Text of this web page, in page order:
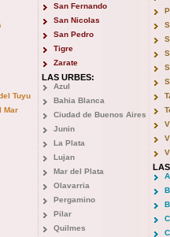
Tuyu
Mar
San Fernando
San Nicolas
San Pedro
Tigre
Zarate
LAS URBES:
Azul
Bahia Blanca
Ciudad de Buenos Aires
Junin
La Plata
Lujan
Mar del Plata
Olavarria
Pergamino
Pilar
Quilmes